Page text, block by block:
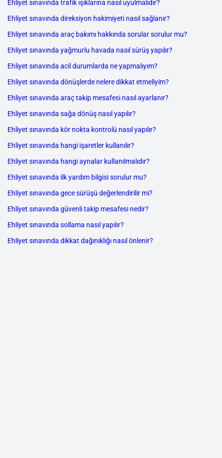
Ehliyet sınavında trafik ışıklarına nasıl uyulmalıdır?
Ehliyet sınavında direksiyon hakimiyeti nasıl sağlanır?
Ehliyet sınavında araç bakımı hakkında sorular sorulur mu?
Ehliyet sınavında yağmurlu havada nasıl sürüş yapılır?
Ehliyet sınavında acil durumlarda ne yapmalıyım?
Ehliyet sınavında dönüşlerde nelere dikkat etmeliyim?
Ehliyet sınavında araç takip mesafesi nasıl ayarlanır?
Ehliyet sınavında sağa dönüş nasıl yapılır?
Ehliyet sınavında kör nokta kontrolü nasıl yapılır?
Ehliyet sınavında hangi işaretler kullanılır?
Ehliyet sınavında hangi aynalar kullanılmalıdır?
Ehliyet sınavında ilk yardım bilgisi sorulur mu?
Ehliyet sınavında gece sürüşü değerlendirilir mi?
Ehliyet sınavında güvenli takip mesafesi nedir?
Ehliyet sınavında sollama nasıl yapılır?
Ehliyet sınavında dikkat dağınıklığı nasıl önlenir?